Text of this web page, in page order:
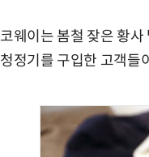
코웨이는 봄철 잦은 황사
청정기를 구입한 고객들